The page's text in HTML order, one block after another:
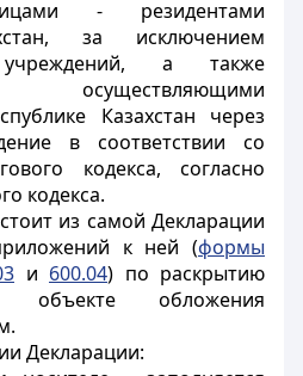
- резидентами
за исключением
учреждений, а также
осуществляющими
Казахстан через
в соответствии со
кодекса, согласно
кодекса.
из самой Декларации
к ней (формы
и 600.04) по раскрытию
обложения
Декларации: